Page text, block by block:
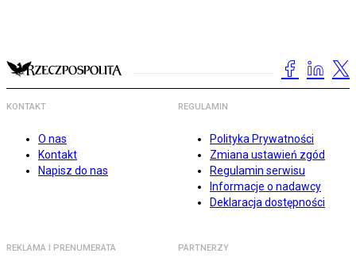
KONTAKT
O nas
Kontakt
Napisz do nas
REGULAMIN
Polityka Prywatności
Zmiana ustawień zgód
Regulamin serwisu
Informacje o nadawcy
Deklaracja dostępności
REKLAMA I PRENUMERATA PARTNERZY